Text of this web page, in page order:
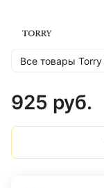
Все товары Torry
925 руб.